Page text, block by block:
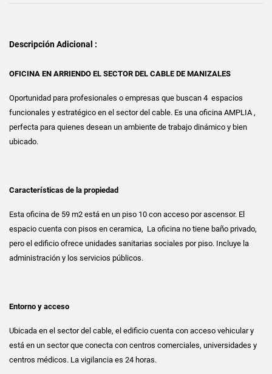
Descripción Adicional :
OFICINA EN ARRIENDO EL SECTOR DEL CABLE DE MANIZALES
Oportunidad para profesionales o empresas que buscan 4 espacios
funcionales y estratégico en el sector del cable. Es una oficina AMPLIA ,
perfecta para quienes desean un ambiente de trabajo dinámico y bien
ubicado.
Características de la propiedad
Esta oficina de 59 m2 está en un piso 10 con acceso por ascensor. El
espacio cuenta con pisos en ceramica, La oficina no tiene baño privado,
pero el edificio ofrece unidades sanitarias sociales por piso. Incluye la
administración y los servicios públicos.
Entorno y acceso
Ubicada en el sector del cable, el edificio cuenta con acceso vehicular y
está en un sector que conecta con centros comerciales, universidades y
centros médicos. La vigilancia es 24 horas.